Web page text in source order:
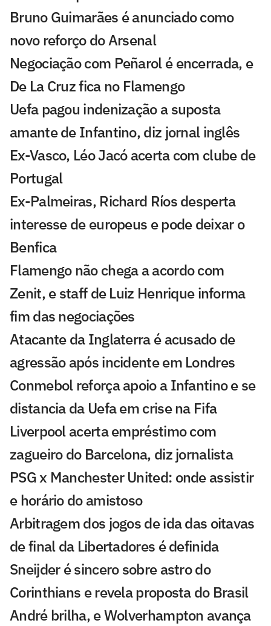
Bruno Guimarães é anunciado como
novo reforço do Arsenal
Negociação com Peñarol é encerrada, e
De La Cruz fica no Flamengo
Uefa pagou indenização a suposta
amante de Infantino, diz jornal inglês
Ex-Vasco, Léo Jacó acerta com clube de
Portugal
Ex-Palmeiras, Richard Ríos desperta
interesse de europeus e pode deixar o
Benfica
Flamengo não chega a acordo com
Zenit, e staff de Luiz Henrique informa
fim das negociações
Atacante da Inglaterra é acusado de
agressão após incidente em Londres
Conmebol reforça apoio a Infantino e se
distancia da Uefa em crise na Fifa
Liverpool acerta empréstimo com
zagueiro do Barcelona, diz jornalista
PSG x Manchester United: onde assistir
e horário do amistoso
Arbitragem dos jogos de ida das oitavas
de final da Libertadores é definida
Sneijder é sincero sobre astro do
Corinthians e revela proposta do Brasil
André brilha, e Wolverhampton avança